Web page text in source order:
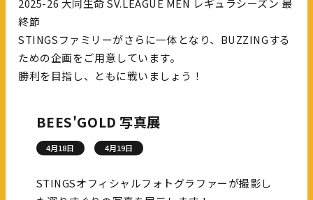
終節
STINGSファミリーがさらに一体となり、BUZZINGする
ための企画をご用意しています。
勝利を目指し、ともに戦いましょう！
BEES'GOLD 写真展
4月18日 4月19日
STINGSオフィシャルフォトグラファーが撮影し